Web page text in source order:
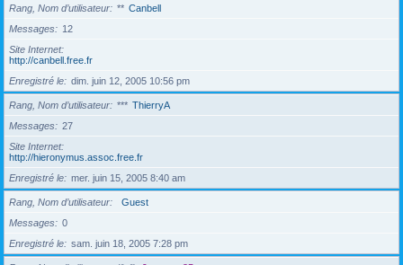
Rang, Nom d’utilisateur ** Canbell
Messages
12
Site Internet
http://canbell.free.fr
Enregistré le
dim. juin 12, 2005 10:56 pm
Rang, Nom d’utilisateur *** ThierryA
Messages
27
Site Internet
http://hieronymus.assoc.free.fr
Enregistré le
mer. juin 15, 2005 8:40 am
Rang, Nom d’utilisateur
Guest
Messages
0
Enregistré le
sam. juin 18, 2005 7:28 pm